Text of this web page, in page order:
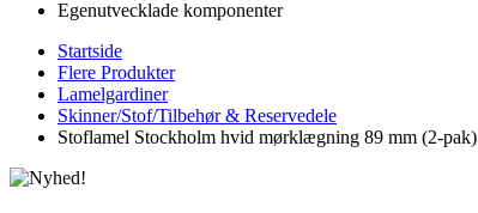
Egenutvecklade komponenter
Startside
Flere Produkter
Lamelgardiner
Skinner/Stof/Tilbehør & Reservedele
Stoflamel Stockholm hvid mørklægning 89 mm (2-pak)